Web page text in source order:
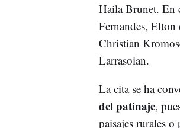
Haila Brunet. En
Fernandes, Elton
Christian
Larrasoian.
La cita se ha
del patinaje,
paisajes rurales